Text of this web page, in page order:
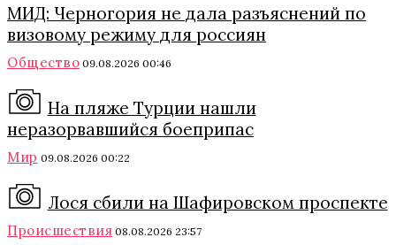
МИД: Черногория не дала разъяснений по
визовому режиму для россиян
Общество 09.08.2026 00:46
На пляже Турции нашли
неразорвавшийся боеприпас
Мир 09.08.2026 00:22
Лося сбили на Шафировском проспекте
Происшествия 08.08.2026 23:57